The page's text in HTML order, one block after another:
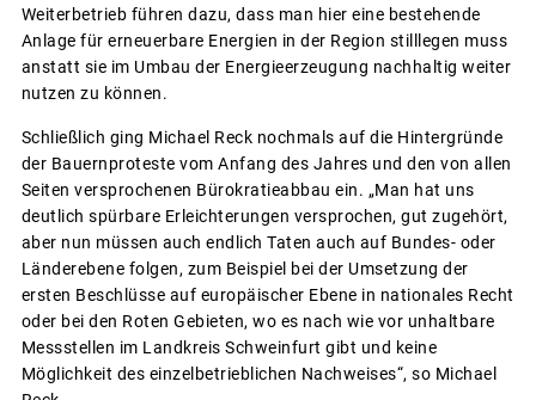
Weiterbetrieb führen dazu, dass man hier eine bestehende
Anlage für erneuerbare Energien in der Region stilllegen muss
anstatt sie im Umbau der Energieerzeugung nachhaltig weiter
nutzen zu können.
Schließlich ging Michael Reck nochmals auf die Hintergründe
der Bauernproteste vom Anfang des Jahres und den von allen
Seiten versprochenen Bürokratieabbau ein. „Man hat uns
deutlich spürbare Erleichterungen versprochen, gut zugehört,
aber nun müssen auch endlich Taten auch auf Bundes- oder
Länderebene folgen, zum Beispiel bei der Umsetzung der
ersten Beschlüsse auf europäischer Ebene in nationales Recht
oder bei den Roten Gebieten, wo es nach wie vor unhaltbare
Messstellen im Landkreis Schweinfurt gibt und keine
Möglichkeit des einzelbetrieblichen Nachweises“, so Michael